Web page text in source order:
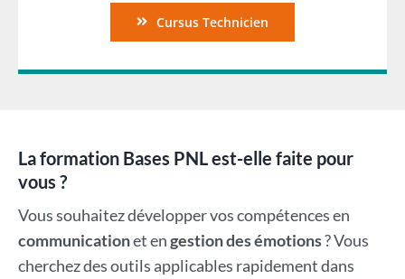
Cursus Technicien
La formation Bases PNL est-elle faite pour
vous ?
Vous souhaitez développer vos compétences en
communicationet engestion des émotions? Vous
cherchez des outils applicables rapidement dans